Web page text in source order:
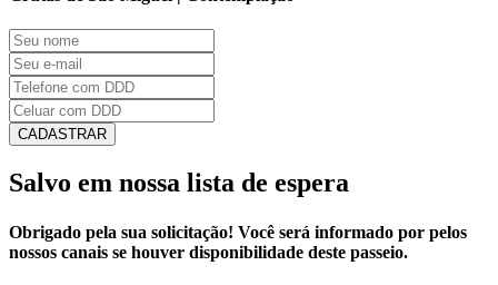
CADASTRAR
Salvo em nossa lista de espera
Obrigado pela sua solicitação! Você será informado por pelos
nossos canais se houver disponibilidade deste passeio.